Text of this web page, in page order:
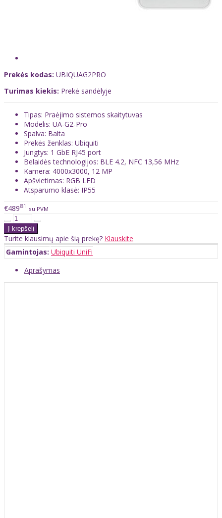
Prekės kodas: UBIQUAG2PRO
Turimas kiekis: Prekė sandėlyje
Tipas: Praėjimo sistemos skaitytuvas
Modelis: UA-G2-Pro
Spalva: Balta
Prekės ženklas: Ubiquiti
Jungtys: 1 GbE RJ45 port
Belaidės technologijos: BLE 4.2, NFC 13,56 MHz
Kamera: 4000x3000, 12 MP
Apšvietimas: RGB LED
Atsparumo klasė: IP55
€48981 su PVM
Turite klausimų apie šią prekę? Klauskite
Gamintojas: Ubiquiti UniFi
Aprašymas